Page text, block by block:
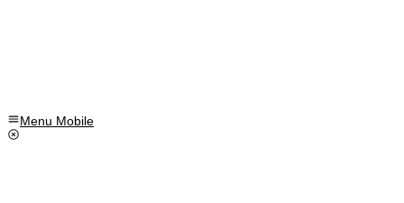
Menu Mobile